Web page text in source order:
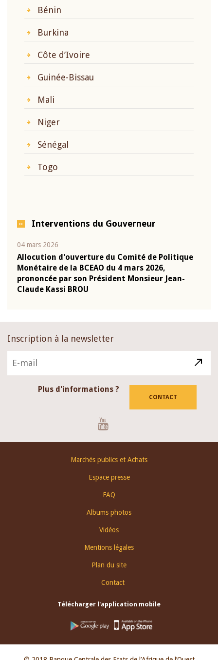
Bénin
Burkina
Côte d’Ivoire
Guinée-Bissau
Mali
Niger
Sénégal
Togo
Interventions du Gouverneur
04 mars 2026
Allocution d'ouverture du Comité de Politique
Monétaire de la BCEAO du 4 mars 2026,
prononcée par son Président Monsieur Jean-
Claude Kassi BROU
Inscription à la newsletter
Plus d'informations ?
CONTACT
Marchés publics et Achats
Espace presse
FAQ
Albums photos
Vidéos
Mentions légales
Plan du site
Contact
Télécharger l'application mobile